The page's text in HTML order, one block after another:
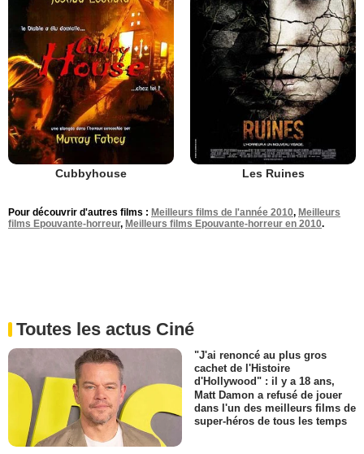
Cubbyhouse Les Ruines
Pour découvrir d'autres films : Meilleurs films de l'année 2010, Meilleurs
films Epouvante-horreur, Meilleurs films Epouvante-horreur en 2010.
Toutes les actus Ciné
"J'ai renoncé au plus gros
cachet de l'Histoire
d'Hollywood" : il y a 18 ans,
Matt Damon a refusé de jouer
dans l'un des meilleurs films de
super-héros de tous les temps